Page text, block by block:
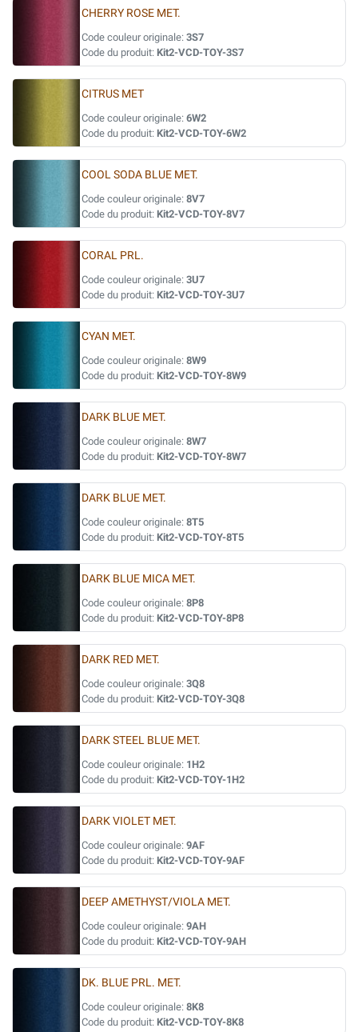
CHERRY ROSE MET.
Code couleur originale: 3S7
Code du produit: Kit2-VCD-TOY-3S7
CITRUS MET
Code couleur originale: 6W2
Code du produit: Kit2-VCD-TOY-6W2
COOL SODA BLUE MET.
Code couleur originale: 8V7
Code du produit: Kit2-VCD-TOY-8V7
CORAL PRL.
Code couleur originale: 3U7
Code du produit: Kit2-VCD-TOY-3U7
CYAN MET.
Code couleur originale: 8W9
Code du produit: Kit2-VCD-TOY-8W9
DARK BLUE MET.
Code couleur originale: 8W7
Code du produit: Kit2-VCD-TOY-8W7
DARK BLUE MET.
Code couleur originale: 8T5
Code du produit: Kit2-VCD-TOY-8T5
DARK BLUE MICA MET.
Code couleur originale: 8P8
Code du produit: Kit2-VCD-TOY-8P8
DARK RED MET.
Code couleur originale: 3Q8
Code du produit: Kit2-VCD-TOY-3Q8
DARK STEEL BLUE MET.
Code couleur originale: 1H2
Code du produit: Kit2-VCD-TOY-1H2
DARK VIOLET MET.
Code couleur originale: 9AF
Code du produit: Kit2-VCD-TOY-9AF
DEEP AMETHYST/VIOLA MET.
Code couleur originale: 9AH
Code du produit: Kit2-VCD-TOY-9AH
DK. BLUE PRL. MET.
Code couleur originale: 8K8
Code du produit: Kit2-VCD-TOY-8K8